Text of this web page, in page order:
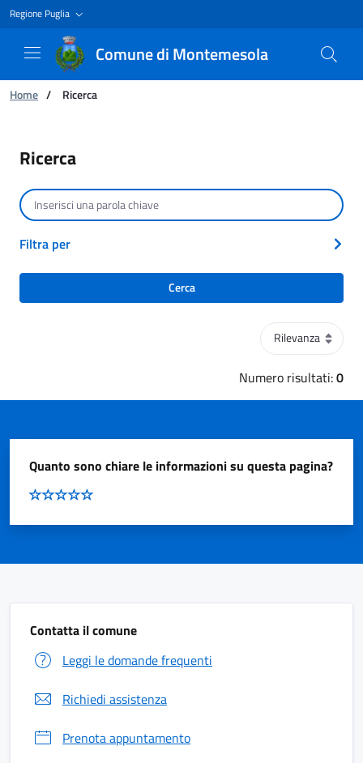
Regione Puglia
Comune di Montemesola
Ti trovi in:
Home / Ricerca
Ricerca
Ordinamento
Numero risultati:0
Cerca per testo
Filtra per
Cerca
Quanto sono chiare le informazioni su questa pagina?
Contatta il comune
Leggi le domande frequenti
Richiedi assistenza
Prenota appuntamento